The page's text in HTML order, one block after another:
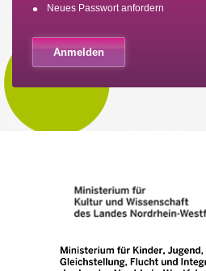
Neues Passwort anfordern